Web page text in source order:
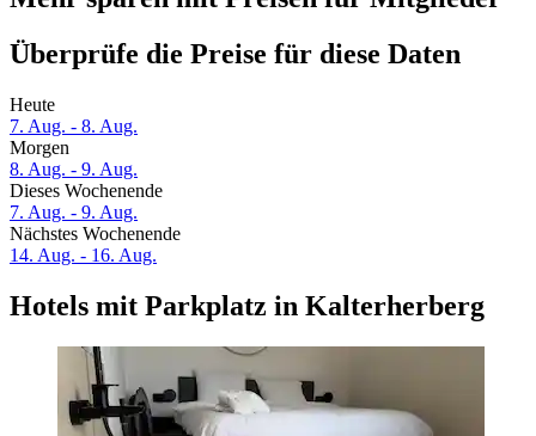
Überprüfe die Preise für diese Daten
Heute
7. Aug. - 8. Aug.
Morgen
8. Aug. - 9. Aug.
Dieses Wochenende
7. Aug. - 9. Aug.
Nächstes Wochenende
14. Aug. - 16. Aug.
Hotels mit Parkplatz in Kalterherberg